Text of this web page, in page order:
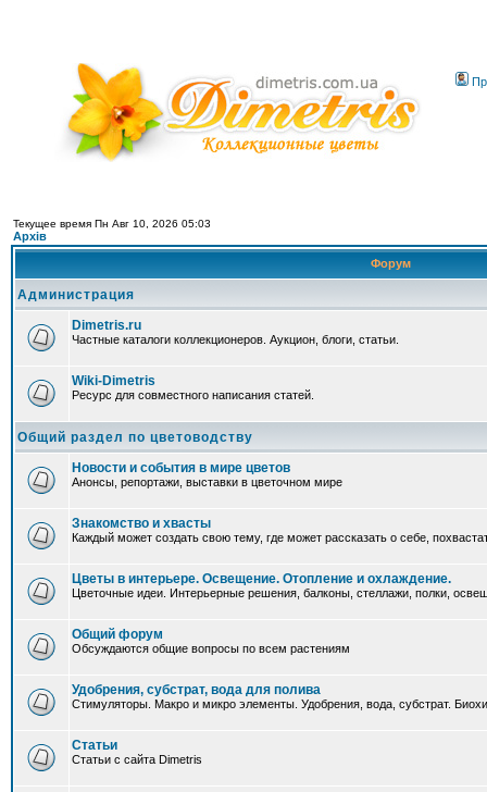
Текущее время Пн Авг 10, 2026 05:03
Архів
Форум
Администрация
Dimetris.ru
Частные каталоги коллекционеров. Аукцион, блоги, статьи.
Wiki-Dimetris
Ресурс для совместного написания статей.
Общий раздел по цветоводству
Новости и события в мире цветов
Анонсы, репортажи, выставки в цветочном мире
Знакомство и хвасты
Каждый может создать свою тему, где может рассказать о себе,
Цветы в интерьере. Освещение. Отопление и охлаждение.
Цветочные идеи. Интерьерные решения, балконы, стеллажи, полки,
Общий форум
Обсуждаются общие вопросы по всем растениям
Удобрения, субстрат, вода для полива
Стимуляторы. Макро и микро элементы. Удобрения, вода, субстрат.
Статьи
Статьи с сайта Dimetris